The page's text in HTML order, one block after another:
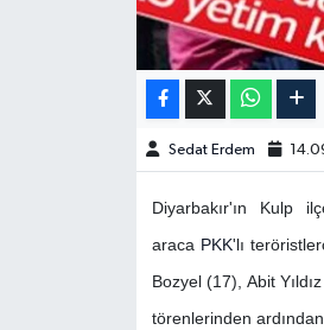
Sedat Erdem
Diyarbakır'ın Kulp
araca PKK'lı
Bozyel (17), Abit
törenlerinden